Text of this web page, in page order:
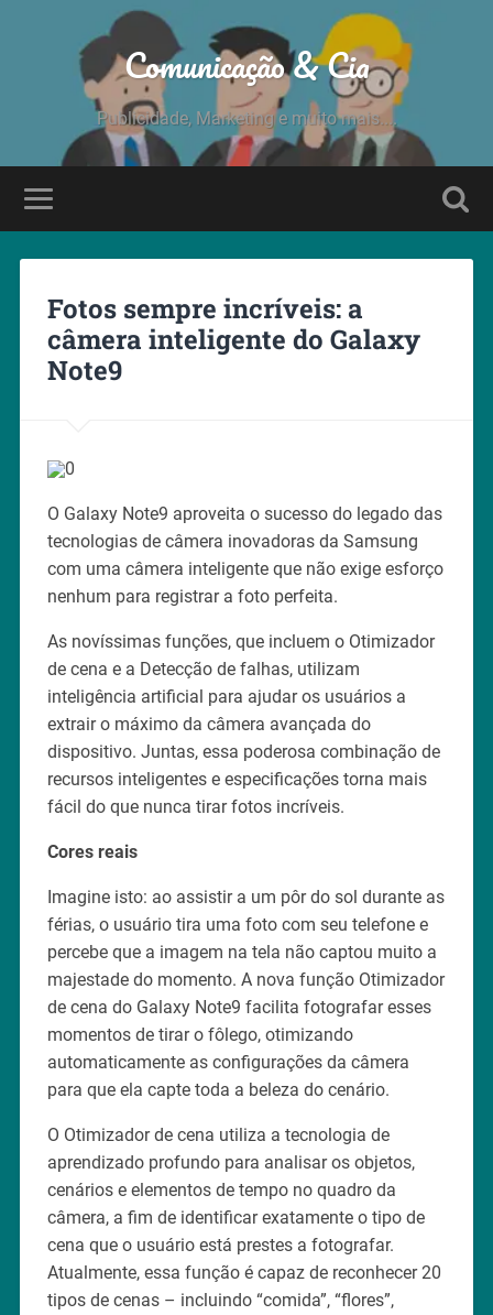
Comunicação & Cia
Publicidade, Marketing e muito mais....
Fotos sempre incríveis: a
câmera inteligente do Galaxy
Note9
O Galaxy Note9 aproveita o sucesso do legado das
tecnologias de câmera inovadoras da Samsung
com uma câmera inteligente que não exige esforço
nenhum para registrar a foto perfeita.
As novíssimas funções, que incluem o Otimizador
de cena e a Detecção de falhas, utilizam
inteligência artificial para ajudar os usuários a
extrair o máximo da câmera avançada do
dispositivo. Juntas, essa poderosa combinação de
recursos inteligentes e especificações torna mais
fácil do que nunca tirar fotos incríveis.
Cores reais
Imagine isto: ao assistir a um pôr do sol durante as
férias, o usuário tira uma foto com seu telefone e
percebe que a imagem na tela não captou muito a
majestade do momento. A nova função Otimizador
de cena do Galaxy Note9 facilita fotografar esses
momentos de tirar o fôlego, otimizando
automaticamente as configurações da câmera
para que ela capte toda a beleza do cenário.
O Otimizador de cena utiliza a tecnologia de
aprendizado profundo para analisar os objetos,
cenários e elementos de tempo no quadro da
câmera, a fim de identificar exatamente o tipo de
cena que o usuário está prestes a fotografar.
Atualmente, essa função é capaz de reconhecer 20
tipos de cenas – incluindo “comida”, “flores”,